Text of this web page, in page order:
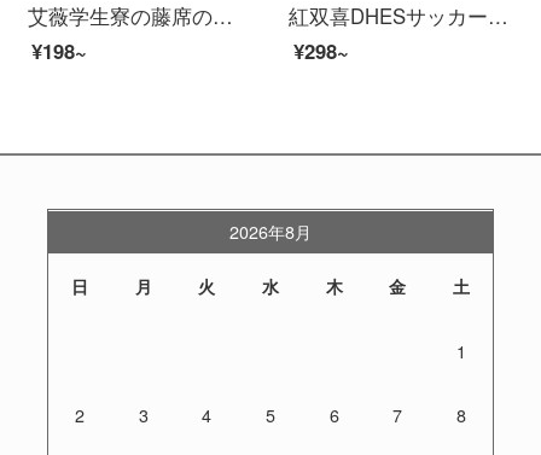
艾薇学生寮の藤席の夏のシングルルームの上に、ござ0.9メートルのベッドのエアコン席の90*190 cmを下敷きします。
¥198~
紅双喜DHESサッカー4号子供青少年小学生マシンFS 4-3
¥298~
2026年8月
日 月 火 水 木 金 土
1
2 3 4 5 6 7 8